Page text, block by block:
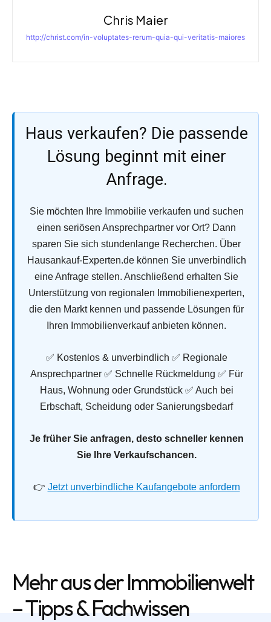
Chris Maier
http://christ.com/in-voluptates-rerum-quia-qui-veritatis-maiores
Haus verkaufen? Die passende
Lösung beginnt mit einer
Anfrage.
Sie möchten Ihre Immobilie verkaufen und suchen
einen seriösen Ansprechpartner vor Ort? Dann
sparen Sie sich stundenlange Recherchen. Über
Hausankauf-Experten.de können Sie unverbindlich
eine Anfrage stellen. Anschließend erhalten Sie
Unterstützung von regionalen Immobilienexperten,
die den Markt kennen und passende Lösungen für
Ihren Immobilienverkauf anbieten können.
✅ Kostenlos & unverbindlich ✅ Regionale
Ansprechpartner ✅ Schnelle Rückmeldung ✅ Für
Haus, Wohnung oder Grundstück ✅ Auch bei
Erbschaft, Scheidung oder Sanierungsbedarf
Je früher Sie anfragen, desto schneller kennen
Sie Ihre Verkaufschancen.
👉 Jetzt unverbindliche Kaufangebote anfordern
Mehr aus der Immobilienwelt
– Tipps & Fachwissen